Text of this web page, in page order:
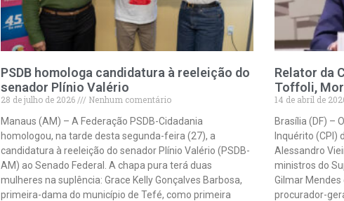
PSDB homologa candidatura à reeleição do
senador Plínio Valério
28 de julho de 2026
Nenhum comentário
Manaus (AM) – A Federação PSDB-Cidadania
homologou, na tarde desta segunda-feira (27), a
candidatura à reeleição do senador Plínio Valério (PSDB-
AM) ao Senado Federal. A chapa pura terá duas
mulheres na suplência: Grace Kelly Gonçalves Barbosa,
primeira-dama do município de Tefé, como primeira
Relator da
Toffoli,
14 de abril de
Brasília (DF) –
Inquérito (CPI)
Alessandro
ministros do
Gilmar
procurador-